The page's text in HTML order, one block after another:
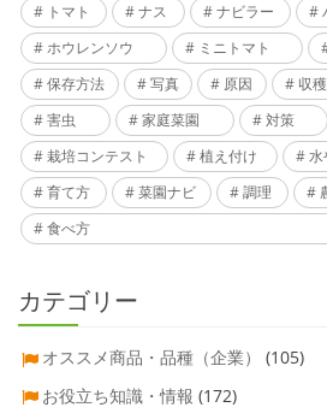
トマト
ナス ナビラー
ホウレンソウ
ミニトマト
保存方法
写真 原因 収穫
害虫
家庭菜園 対策
栽培コンテスト
植え付け 水
育て方
菜園ナビ 調理
食べ方
カテゴリー
オススメ商品・品種（企業）
(105)
お役立ち知識・情報 (172)